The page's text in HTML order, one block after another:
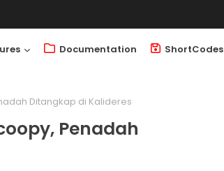
Documentation ShortCodes
Ditangkap di Kalideres
Penadah